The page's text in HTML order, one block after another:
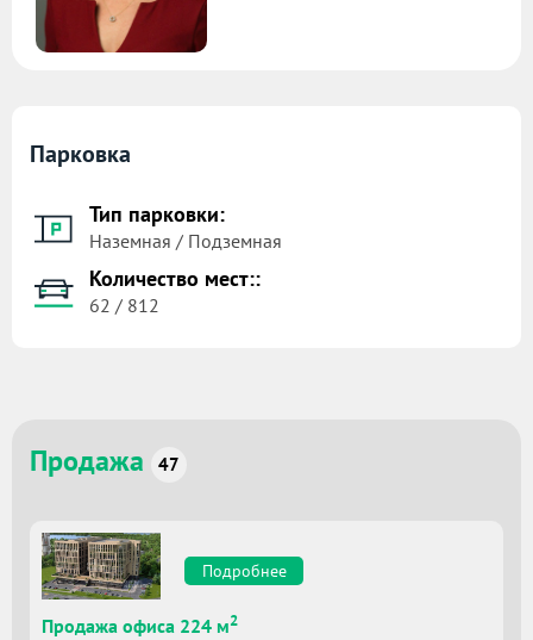
Парковка
Тип парковки:
Наземная / Подземная
Количество мест::
62 / 812
Продажа 47
Подробнее
Продажа офиса 224 м2